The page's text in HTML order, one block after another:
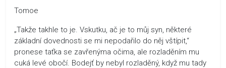
Tomoe
„Takže takhle to je. Vskutku, ač je to můj syn, některé
základní dovednosti se mi nepodařilo do něj vštípit,“
pronese taťka se zavřenýma očima, ale rozladěním mu
cuká levé obočí. Bodejť by nebyl rozladěný, když mu tady